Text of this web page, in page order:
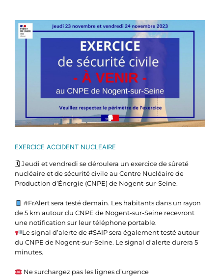
Voir
l'image
EXERCICE ACCIDENT NUCLEAIRE
🗓 Jeudi et vendredi se déroulera un exercice de sûreté
nucléaire et de sécurité civile au Centre Nucléaire de
Production d’Énergie (CNPE) de Nogent-sur-Seine.
#FrAlert sera testé demain. Les habitants dans un rayon
de 5 km autour du CNPE de Nogent-sur-Seine recevront
une notification sur leur téléphone portable.
Le signal d’alerte de #SAIP sera également testé autour
du CNPE de Nogent-sur-Seine. Le signal d’alerte durera 5
minutes.
Ne surchargez pas les lignes d’urgence